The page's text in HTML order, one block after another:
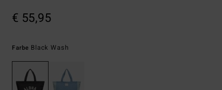
€ 55,95
Farbe Black Wash